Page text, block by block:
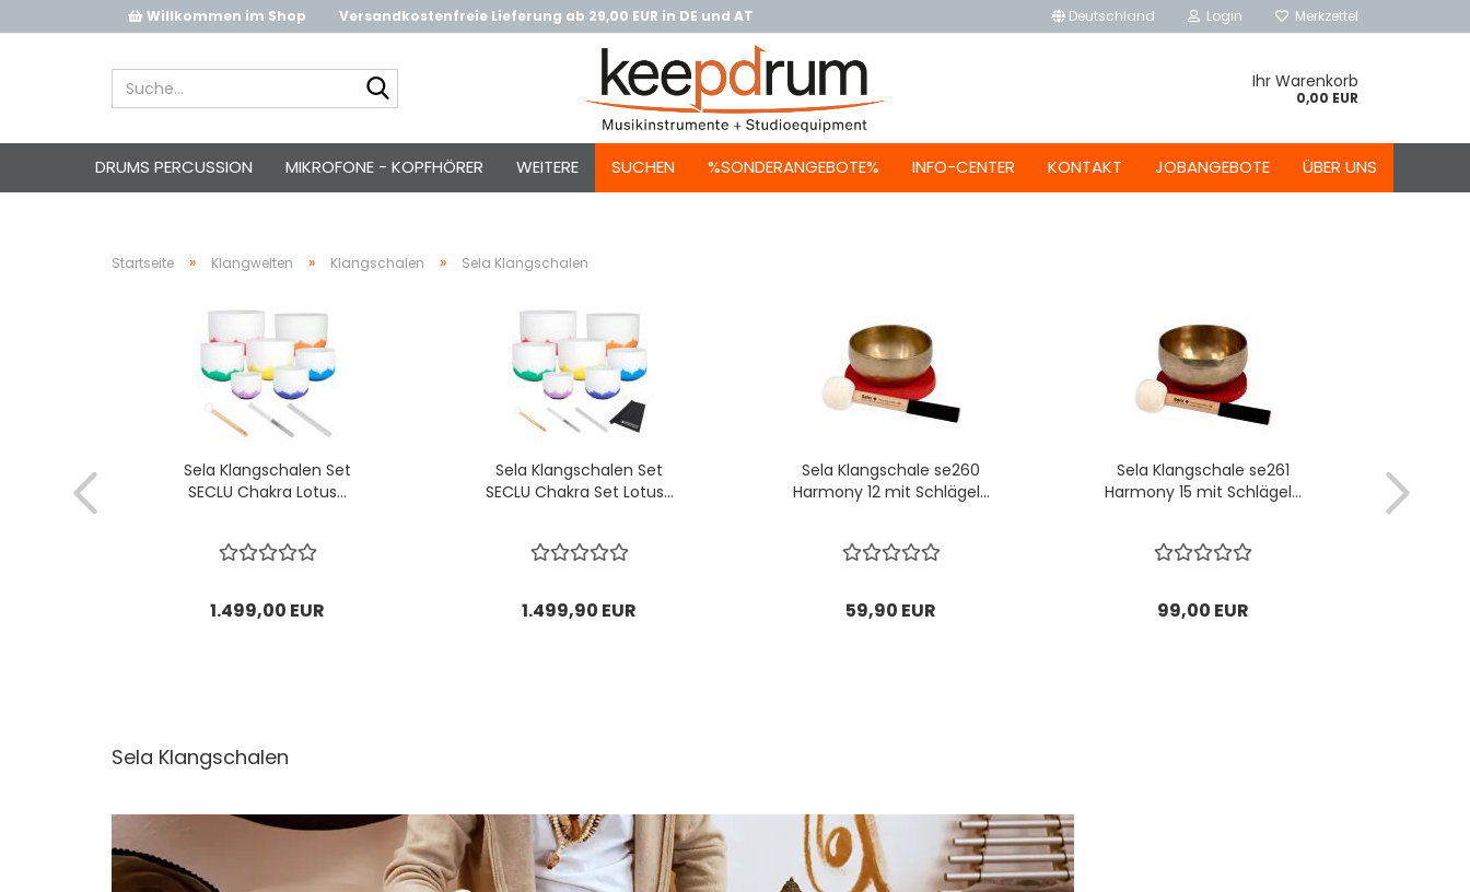
Willkommen im Shop Versandkostenfreie Lieferung ab 29,00 EUR in DE und AT Deutschland Login Merkzettel
Ihr Warenkorb
0,00 EUR
DRUMS PERCUSSION MIKROFONE - KOPFHÖRER SUCHEN %SONDERANGEBOTE% INFO-CENTER KONTAKT JOBANGEBOTE ÜBER UNS
WEITERE
Startseite » Klangwelten » Klangschalen » Sela Klangschalen
Sela Klangschalen Set
SECLU Chakra Lotus...
1.499,00 EUR
Sela Klangschalen Set
SECLU Chakra Set Lotus...
1.499,90 EUR
Sela Klangschale se260
Harmony 12 mit Schlägel...
59,90 EUR
Sela Klangschale se261
Harmony 15 mit Schlägel...
99,00 EUR
Sela Klangschalen